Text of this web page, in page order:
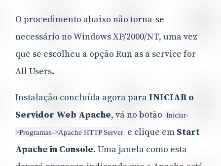
O procedimento abaixo não torna-se
necessário no Windows XP/2000/NT, uma vez
que se escolheu a opção Run as a service for
All Users.
Instalação concluída agora para INICIAR o
Servidor Web Apache, vá no botão Iniciar-
>Programas->Apache HTTP Server e clique em Start
Apache in Console. Uma janela como esta